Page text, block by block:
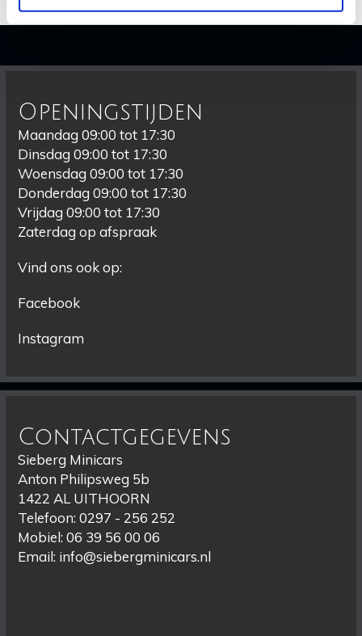
Openingstijden
Maandag 09:00 tot 17:30
Dinsdag 09:00 tot 17:30
Woensdag 09:00 tot 17:30
Donderdag 09:00 tot 17:30
Vrijdag 09:00 tot 17:30
Zaterdag op afspraak
Vind ons ook op:
Facebook
Instagram
Contactgegevens
Sieberg Minicars
Anton Philipsweg 5b
1422 AL UITHOORN
Telefoon: 0297 - 256 252
Mobiel: 06 39 56 00 06
Email: info@siebergminicars.nl